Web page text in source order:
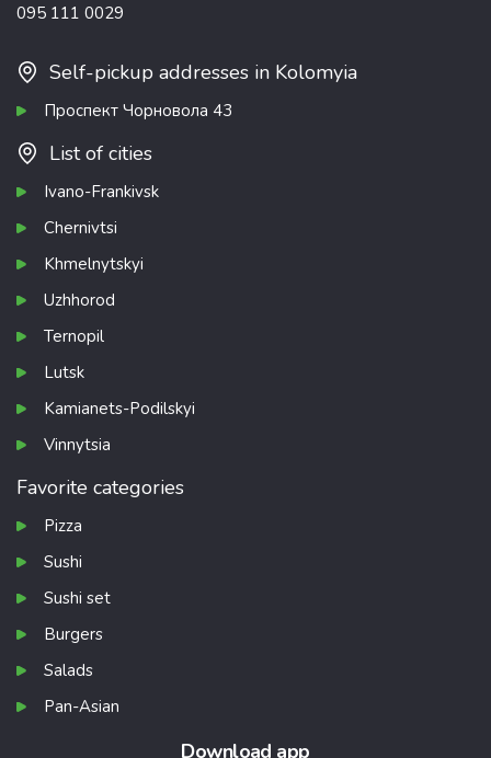
095 111 0029
Self-pickup addresses in Kolomyia
Проспект Чорновола 43
List of cities
Ivano-Frankivsk
Chernivtsi
Khmelnytskyi
Uzhhorod
Ternopil
Lutsk
Kamianets-Podilskyi
Vinnytsia
Favorite categories
Pizza
Sushi
Sushi set
Burgers
Salads
Pan-Asian
Download app